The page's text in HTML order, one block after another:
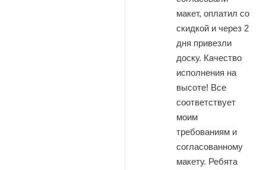
макет, оплатил со
скидкой и через 2
дня привезли
доску. Качество
исполнения на
высоте! Все
соответствует
моим
требованиям и
согласованному
макету. Ребята